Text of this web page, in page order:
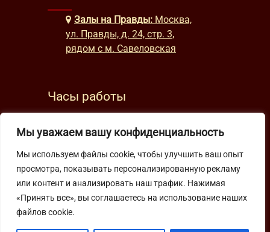
Мы уважаем вашу конфиденциальность
Мы используем файлы cookie, чтобы улучшить ваш опыт
просмотра, показывать персонализированную рекламу
или контент и анализировать наш трафик. Нажимая
«Принять все», вы соглашаетесь на использование наших
файлов cookie.
Залы на Правды: Москва,
ул. Правды, д. 24, стр. 3,
рядом с м. Савеловская
Часы работы
выходные: с 10:00 до 19:30
Подпишитесь на нашу рассылку